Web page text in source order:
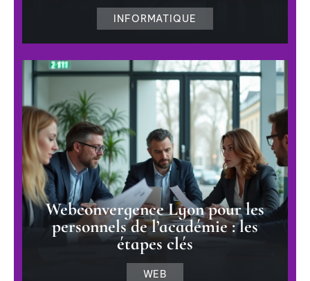
INFORMATIQUE
Webconvergence Lyon pour les
personnels de l’académie : les
étapes clés
WEB